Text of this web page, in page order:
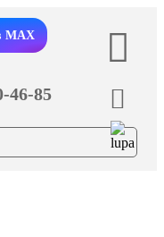
MAX
46-85